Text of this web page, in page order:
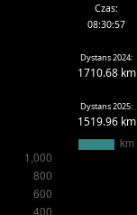
Czas:
08:30:57
Dystans 2024:
1710.68 km
Dystans 2025:
1519.96 km